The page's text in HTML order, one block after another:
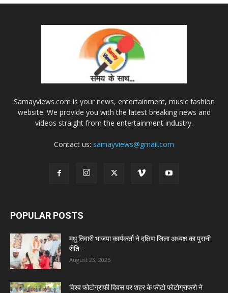
Samayviews.com is your news, entertainment, music fashion
website. We provide you with the latest breaking news and
videos straight from the entertainment industry.
Contact us: samayviews@gmail.com
POPULAR POSTS
मधु तिवारी भाजपा कार्यकर्ता ने दक्षिण जिला अध्यक्ष का पुरानी
रीति...
August 23, 2025
विश्व फोटोग्राफी दिवस पर शहर के फोटो फोटोग्राफरो ने